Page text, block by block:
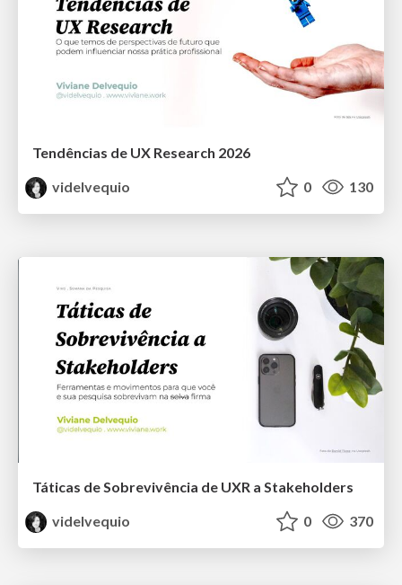
Tendências de UX Research 2026
videlvequio
0 130
Táticas de Sobrevivência de UXR a Stakeholders
videlvequio
0 370